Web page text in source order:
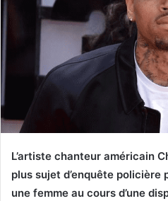
L’artiste chanteur américain
plus sujet d’enquête
une femme au cours d’une